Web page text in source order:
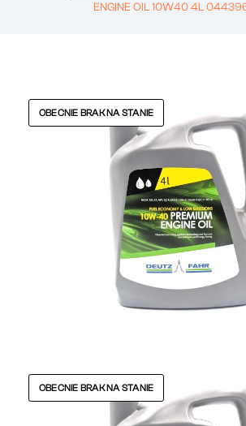
ENGINE OIL 10W40 4L
OBECNIE BRAK NA STANIE
OBECNIE BRAK NA STANIE